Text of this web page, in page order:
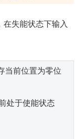
在失能状态下输入
当前位置为零位
处于使能状态